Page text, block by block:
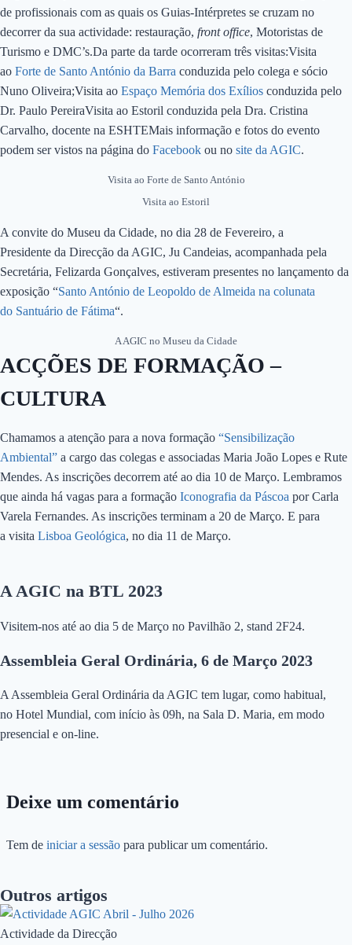
de profissionais com as quais os Guias-Intérpretes se cruzam no
decorrer da sua actividade: restauração, front office, Motoristas de
Turismo e DMC’s.Da parte da tarde ocorreram três visitas:Visita
ao Forte de Santo António da Barra conduzida pelo colega e sócio
Nuno Oliveira;Visita ao Espaço Memória dos Exílios conduzida pelo
Dr. Paulo PereiraVisita ao Estoril conduzida pela Dra. Cristina
Carvalho, docente na ESHTEMais informação e fotos do evento
podem ser vistos na página do Facebook ou no site da AGIC.
Visita ao Forte de Santo António
Visita ao Estoril
A convite do Museu da Cidade, no dia 28 de Fevereiro, a
Presidente da Direcção da AGIC, Ju Candeias, acompanhada pela
Secretária, Felizarda Gonçalves, estiveram presentes no lançamento da
exposição “Santo António de Leopoldo de Almeida na colunata
do Santuário de Fátima“.
A AGIC no Museu da Cidade
ACÇÕES DE FORMAÇÃO –
CULTURA
Chamamos a atenção para a nova formação “Sensibilização
Ambiental” a cargo das colegas e associadas Maria João Lopes e Rute
Mendes. As inscrições decorrem até ao dia 10 de Março. Lembramos
que ainda há vagas para a formação Iconografia da Páscoa por Carla
Varela Fernandes. As inscrições terminam a 20 de Março. E para
a visita Lisboa Geológica, no dia 11 de Março.
A AGIC na BTL 2023
Visitem-nos até ao dia 5 de Março no Pavilhão 2, stand 2F24.
Assembleia Geral Ordinária, 6 de Março 2023
A Assembleia Geral Ordinária da AGIC tem lugar, como habitual,
no Hotel Mundial, com início às 09h, na Sala D. Maria, em modo
presencial e on-line.
Deixe um comentário
Tem de iniciar a sessão para publicar um comentário.
Outros artigos
Actividade da Direcção